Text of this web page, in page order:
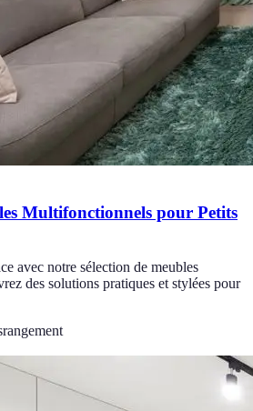
Multifonctionnels pour Petits
avec notre sélection de meubles
des solutions pratiques et stylées pour
rangement